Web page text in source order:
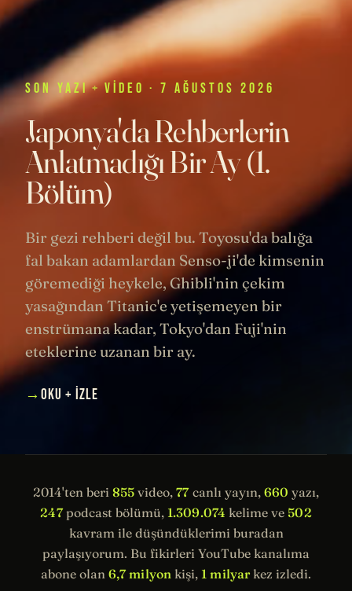
SON YAZI + VIDEO · 7 AĞUSTOS 2026
Japonya'da Rehberlerin
Anlatmadığı Bir Ay (1.
Bölüm)
Bir gezi rehberi değil bu. Toyosu'da balığa
fal bakan adamlardan Senso-ji'de kimsenin
göremediği heykele, Ghibli'nin çekim
yasağından Titanic'e yetişemeyen bir
enstrümana kadar, Tokyo'dan Fuji'nin
eteklerine uzanan bir ay.
→ OKU + İZLE
2014'ten beri 855 video,77canlı yayın, 660 yazı,
247podcast bölümü, 1.309.074 kelime ve 502
kavram ile düşündüklerimi buradan
paylaşıyorum. Bu fikirleri YouTube kanalıma
abone olan 6,7 milyon kişi, 1 milyarkez izledi.